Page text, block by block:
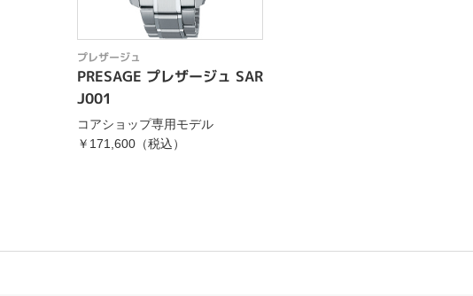
プレザージュ
PRESAGE プレザージュ SAR
J001
コアショップ専用モデル
￥171,600（税込）